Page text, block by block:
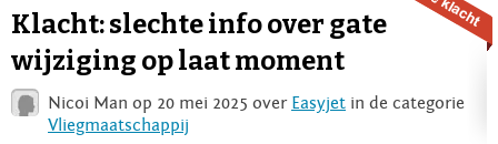
Voor Bedrijven
Login
Klacht: slechte info over gate
wijziging op laat moment
Nicoi Man op 20 mei 2025 over Easyjet in de categorie
Vliegmaatschappij